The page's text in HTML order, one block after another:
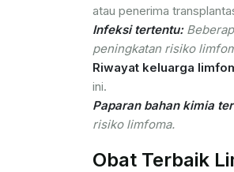
atau penerima
Infeksi tertentu:
peningkatan risiko
Riwayat keluarga
ini.
Paparan bahan kimia
risiko limfoma.
Obat Terbaik